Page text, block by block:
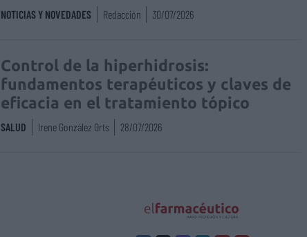
NOTICIAS Y NOVEDADES Redacción 30/07/2026
Control de la hiperhidrosis:
fundamentos terapéuticos y claves de
eficacia en el tratamiento tópico
SALUD Irene González Orts 28/07/2026